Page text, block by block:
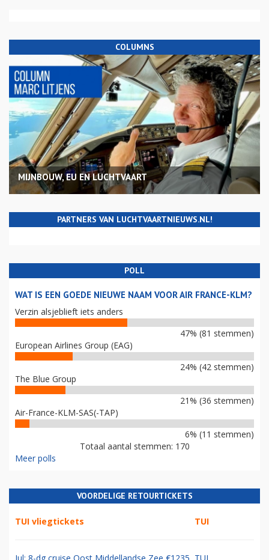
COLUMNS
MIJNBOUW, EU EN LUCHTVAART
PARTNERS VAN LUCHTVAARTNIEUWS.NL!
POLL
WAT IS EEN GOEDE NIEUWE NAAM VOOR AIR FRANCE-KLM?
Verzin alsjeblieft iets anders
47% (81 stemmen)
European Airlines Group (EAG)
24% (42 stemmen)
The Blue Group
21% (36 stemmen)
Air-France-KLM-SAS(-TAP)
6% (11 stemmen)
Totaal aantal stemmen: 170
Meer polls
VOORDELIGE RETOURTICKETS
TUI vliegtickets TUI